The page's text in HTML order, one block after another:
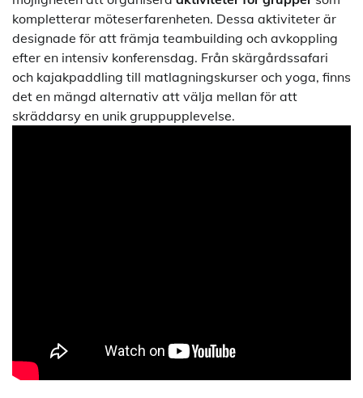
kompletterar möteserfarenheten. Dessa aktiviteter är
designade för att främja teambuilding och avkoppling
efter en intensiv konferensdag. Från skärgårdssafari
och kajakpaddling till matlagningskurser och yoga, finns
det en mängd alternativ att välja mellan för att
skräddarsy en unik gruppupplevelse.